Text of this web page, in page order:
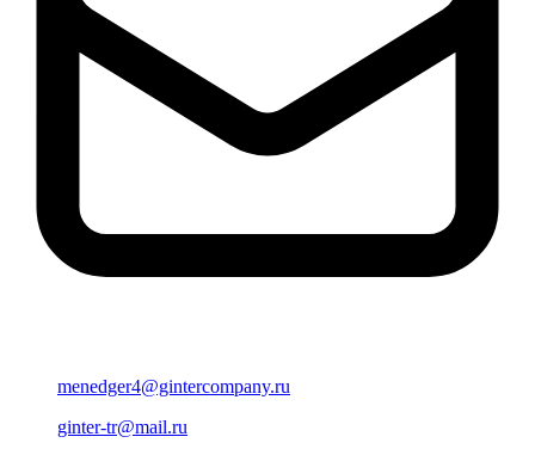
menedger4@gintercompany.ru
ginter-tr@mail.ru